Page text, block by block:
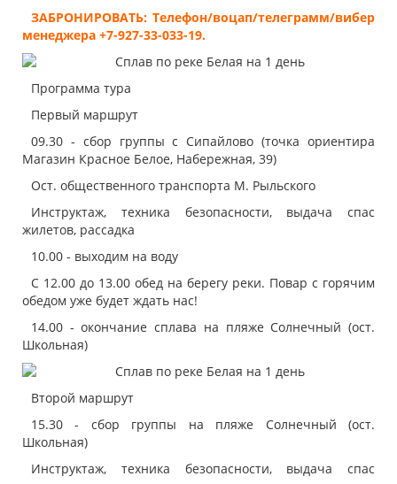
ЗАБРОНИРОВАТЬ: Телефон/воцап/телеграмм/вибер
менеджера +7-927-33-033-19.
Программа тура
Первый маршрут
09.30 - сбор группы с Сипайлово (точка ориентира
Магазин Красное Белое, Набережная, 39)
Ост. общественного транспорта М. Рыльского
Инструктаж, техника безопасности, выдача спас
жилетов, рассадка
10.00 - выходим на воду
С 12.00 до 13.00 обед на берегу реки. Повар с горячим
обедом уже будет ждать нас!
14.00 - окончание сплава на пляже Солнечный (ост.
Школьная)
Второй маршрут
15.30 - сбор группы на пляже Солнечный (ост.
Школьная)
Инструктаж, техника безопасности, выдача спас